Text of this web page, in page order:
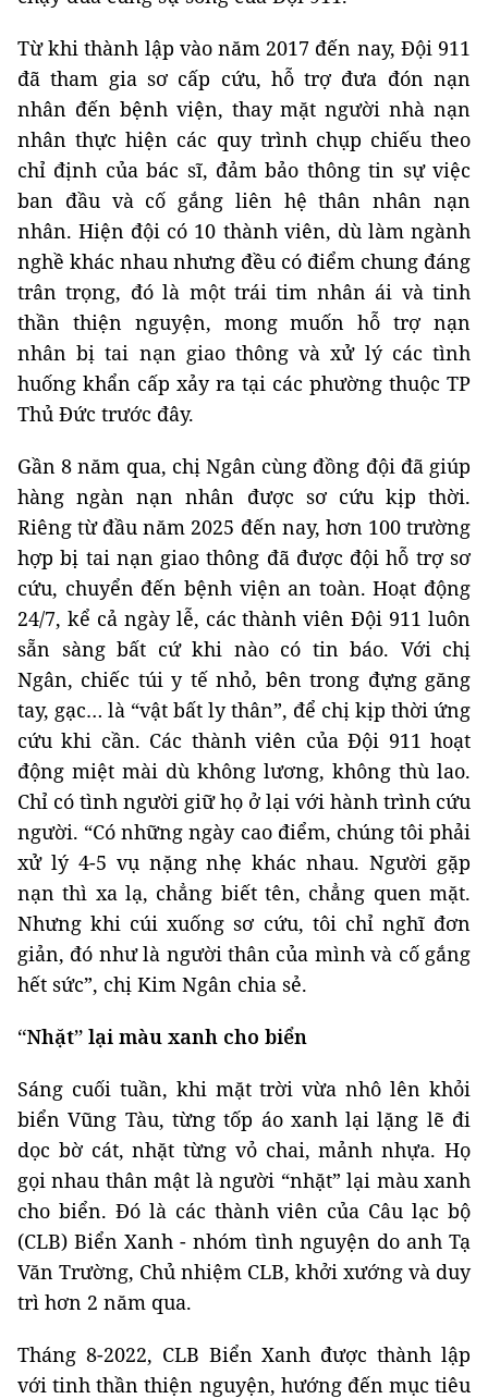
Từ khi thành lập vào năm 2017 đến nay, Đội 911
đã tham gia sơ cấp cứu, hỗ trợ đưa đón nạn
nhân đến bệnh viện, thay mặt người nhà nạn
nhân thực hiện các quy trình chụp chiếu theo
chỉ định của bác sĩ, đảm bảo thông tin sự việc
ban đầu và cố gắng liên hệ thân nhân nạn
nhân. Hiện đội có 10 thành viên, dù làm ngành
nghề khác nhau nhưng đều có điểm chung đáng
trân trọng, đó là một trái tim nhân ái và tinh
thần thiện nguyện, mong muốn hỗ trợ nạn
nhân bị tai nạn giao thông và xử lý các tình
huống khẩn cấp xảy ra tại các phường thuộc TP
Thủ Đức trước đây.
Gần 8 năm qua, chị Ngân cùng đồng đội đã giúp
hàng ngàn nạn nhân được sơ cứu kịp thời.
Riêng từ đầu năm 2025 đến nay, hơn 100 trường
hợp bị tai nạn giao thông đã được đội hỗ trợ sơ
cứu, chuyển đến bệnh viện an toàn. Hoạt động
24/7, kể cả ngày lễ, các thành viên Đội 911 luôn
sẵn sàng bất cứ khi nào có tin báo. Với chị
Ngân, chiếc túi y tế nhỏ, bên trong đựng găng
tay, gạc… là “vật bất ly thân”, để chị kịp thời ứng
cứu khi cần. Các thành viên của Đội 911 hoạt
động miệt mài dù không lương, không thù lao.
Chỉ có tình người giữ họ ở lại với hành trình cứu
người. “Có những ngày cao điểm, chúng tôi phải
xử lý 4-5 vụ nặng nhẹ khác nhau. Người gặp
nạn thì xa lạ, chẳng biết tên, chẳng quen mặt.
Nhưng khi cúi xuống sơ cứu, tôi chỉ nghĩ đơn
giản, đó như là người thân của mình và cố gắng
hết sức”, chị Kim Ngân chia sẻ.
“Nhặt” lại màu xanh cho biển
Sáng cuối tuần, khi mặt trời vừa nhô lên khỏi
biển Vũng Tàu, từng tốp áo xanh lại lặng lẽ đi
dọc bờ cát, nhặt từng vỏ chai, mảnh nhựa. Họ
gọi nhau thân mật là người “nhặt” lại màu xanh
cho biển. Đó là các thành viên của Câu lạc bộ
(CLB) Biển Xanh - nhóm tình nguyện do anh Tạ
Văn Trường, Chủ nhiệm CLB, khởi xướng và duy
trì hơn 2 năm qua.
Tháng 8-2022, CLB Biển Xanh được thành lập
với tinh thần thiện nguyện, hướng đến mục tiêu